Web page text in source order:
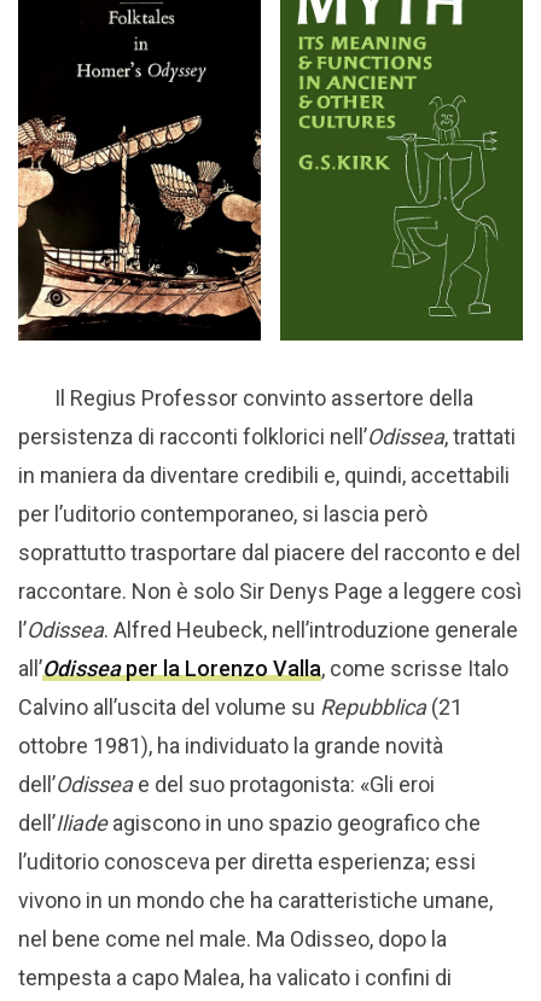
Il Regius Professor convinto assertore della
persistenza di racconti folklorici nell’Odissea, trattati
in maniera da diventare credibili e, quindi, accettabili
per l’uditorio contemporaneo, si lascia però
soprattutto trasportare dal piacere del racconto e del
raccontare. Non è solo Sir Denys Page a leggere così
l’Odissea. Alfred Heubeck, nell’introduzione generale
all’Odisseaper la Lorenzo Valla, come scrisse Italo
Calvino all’uscita del volume su Repubblica(21
ottobre 1981), ha individuato la grande novità
dell’Odisseae del suo protagonista: «Gli eroi
dell’Iliadeagiscono in uno spazio geografico che
l’uditorio conosceva per diretta esperienza; essi
vivono in un mondo che ha caratteristiche umane,
nel bene come nel male. Ma Odisseo, dopo la
tempesta a capo Malea, ha valicato i confini di